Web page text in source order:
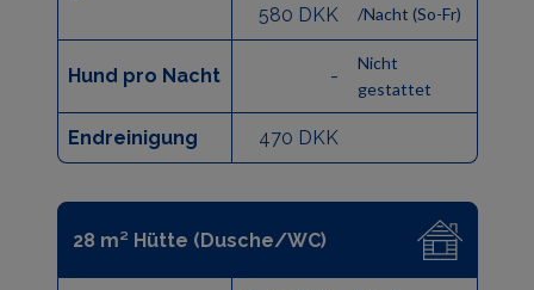
580 DKK /Nacht (So-Fr)
Hund pro Nacht -
Nicht
gestattet
Endreinigung 470 DKK
28 m² Hütte (Dusche/WC)